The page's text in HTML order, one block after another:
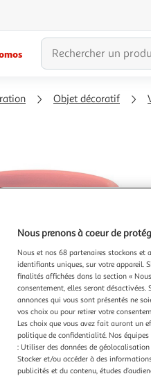
Objet décoratif
Nous prenons à coeur de
Nous et nos 68 partenaires stockons et
identifiants uniques, sur votre appareil.
finalités affichées dans la section «
consentement, elles seront
annonces qui vous sont présentés ne
vos choix ou pour retirer votre
Les choix que vous avez fait auront un
politique de confidentialité. Nos
: Utiliser des données de
Stocker et/ou accéder à des
publicités et du contenu, études